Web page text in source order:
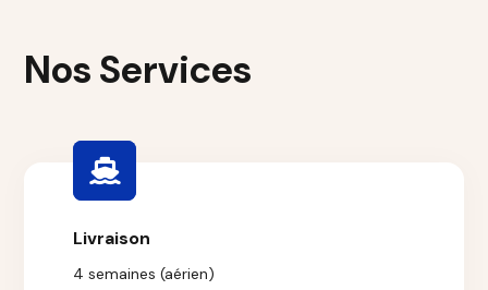
Nos Services
Livraison
4 semaines (aérien)